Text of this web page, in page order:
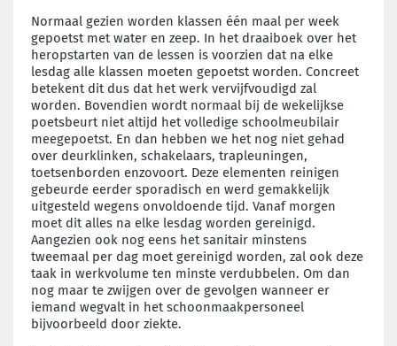
Normaal gezien worden klassen één maal per week
gepoetst met water en zeep. In het draaiboek over het
heropstarten van de lessen is voorzien dat na elke
lesdag alle klassen moeten gepoetst worden. Concreet
betekent dit dus dat het werk vervijfvoudigd zal
worden. Bovendien wordt normaal bij de wekelijkse
poetsbeurt niet altijd het volledige schoolmeubilair
meegepoetst. En dan hebben we het nog niet gehad
over deurklinken, schakelaars, trapleuningen,
toetsenborden enzovoort. Deze elementen reinigen
gebeurde eerder sporadisch en werd gemakkelijk
uitgesteld wegens onvoldoende tijd. Vanaf morgen
moet dit alles na elke lesdag worden gereinigd.
Aangezien ook nog eens het sanitair minstens
tweemaal per dag moet gereinigd worden, zal ook deze
taak in werkvolume ten minste verdubbelen. Om dan
nog maar te zwijgen over de gevolgen wanneer er
iemand wegvalt in het schoonmaakpersoneel
bijvoorbeeld door ziekte.